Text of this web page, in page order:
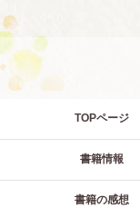
TOPページ
書籍情報
書籍の感想